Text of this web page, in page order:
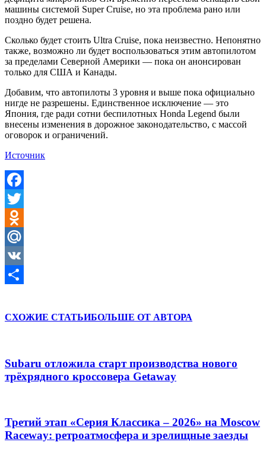
машины системой Super Cruise, но эта проблема рано или
поздно будет решена.
Сколько будет стоить Ultra Cruise, пока неизвестно. Непонятно
также, возможно ли будет воспользоваться этим автопилотом
за пределами Северной Америки — пока он анонсирован
только для США и Канады.
Добавим, что автопилоты 3 уровня и выше пока официально
нигде не разрешены. Единственное исключение — это
Япония, где ради сотни беспилотных Honda Legend были
внесены изменения в дорожное законодательство, с массой
оговорок и ограничений.
Источник
Facebook
Twitter
Odnoklassniki
Mail.Ru
VK
СХОЖИЕ СТАТЬИБОЛЬШЕ ОТ АВТОРА
Subaru отложила старт производства нового
трёхрядного кроссовера Getaway
Третий этап «Серия Классика – 2026» на Moscow
Raceway: ретроатмосфера и зрелищные заезды